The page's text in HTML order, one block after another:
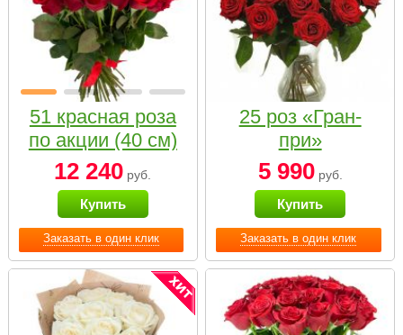
Заказать в один клик
51 красная роза
по акции (40 см)
12 240 руб.
Купить
Заказать в один клик
25 роз «Гран-
при»
5 990руб.
Купить